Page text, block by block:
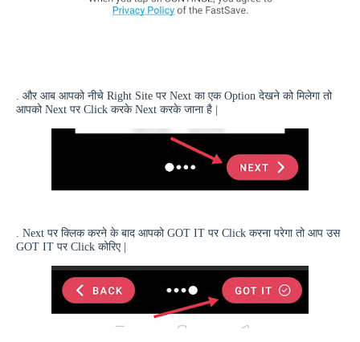
. और आब आपको नीचे Right Site पर Next का एक Option देखने को मिलेगा तो
आपको Next पर Click करके Next करके जाना है |
. Next पर क्लिक करने के बाद आपको GOT IT पर Click करना परेगा तो आप उस
GOT IT पर Click कोरिए |